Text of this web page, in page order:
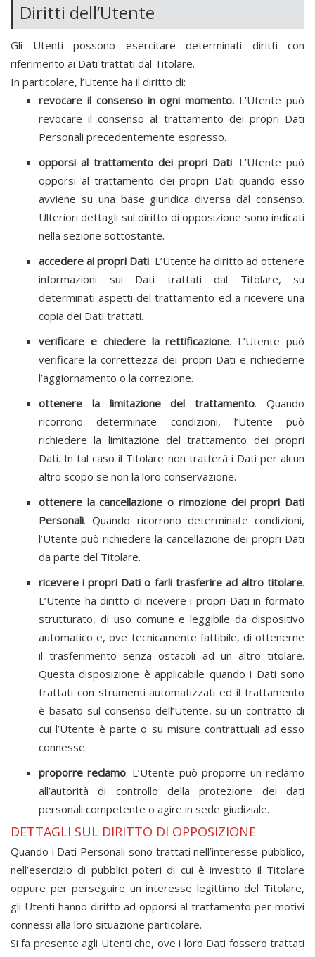
Diritti dell’Utente
Gli Utenti possono esercitare determinati diritti con
riferimento ai Dati trattati dal Titolare.
In particolare, l’Utente ha il diritto di:
revocare il consenso in ogni momento. L’Utente può
revocare il consenso al trattamento dei propri Dati
Personali precedentemente espresso.
opporsi al trattamento dei propri Dati. L’Utente può
opporsi al trattamento dei propri Dati quando esso
avviene su una base giuridica diversa dal consenso.
Ulteriori dettagli sul diritto di opposizione sono indicati
nella sezione sottostante.
accedere ai propri Dati. L’Utente ha diritto ad ottenere
informazioni sui Dati trattati dal Titolare, su
determinati aspetti del trattamento ed a ricevere una
copia dei Dati trattati.
verificare e chiedere la rettificazione. L’Utente può
verificare la correttezza dei propri Dati e richiederne
l’aggiornamento o la correzione.
ottenere la limitazione del trattamento. Quando
ricorrono determinate condizioni, l’Utente può
richiedere la limitazione del trattamento dei propri
Dati. In tal caso il Titolare non tratterà i Dati per alcun
altro scopo se non la loro conservazione.
ottenere la cancellazione o rimozione dei propri Dati
Personali. Quando ricorrono determinate condizioni,
l’Utente può richiedere la cancellazione dei propri Dati
da parte del Titolare.
ricevere i propri Dati o farli trasferire ad altro titolare.
L’Utente ha diritto di ricevere i propri Dati in formato
strutturato, di uso comune e leggibile da dispositivo
automatico e, ove tecnicamente fattibile, di ottenerne
il trasferimento senza ostacoli ad un altro titolare.
Questa disposizione è applicabile quando i Dati sono
trattati con strumenti automatizzati ed il trattamento
è basato sul consenso dell’Utente, su un contratto di
cui l’Utente è parte o su misure contrattuali ad esso
connesse.
proporre reclamo. L’Utente può proporre un reclamo
all’autorità di controllo della protezione dei dati
personali competente o agire in sede giudiziale.
DETTAGLI SUL DIRITTO DI OPPOSIZIONE
Quando i Dati Personali sono trattati nell’interesse pubblico,
nell’esercizio di pubblici poteri di cui è investito il Titolare
oppure per perseguire un interesse legittimo del Titolare,
gli Utenti hanno diritto ad opporsi al trattamento per motivi
connessi alla loro situazione particolare.
Si fa presente agli Utenti che, ove i loro Dati fossero trattati